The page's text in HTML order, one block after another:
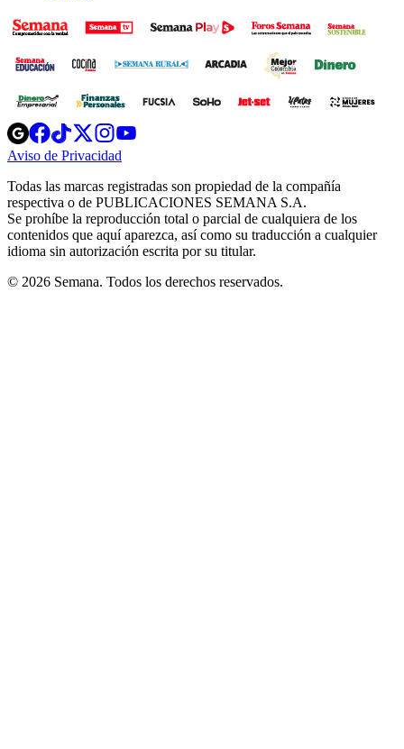
Opens
in
new
Opens
in
new
Opens
in
new
window
Opens
new
windowwindow
Aviso de Privacidad
new
window
Todas las marcas registradas son propiedad de la compañía
respectiva o de PUBLICACIONES SEMANA S.A.
Se prohíbe la reproducción total o parcial de cualquiera de los
contenidos que aquí aparezca, así como su traducción a cualquier
idioma sin autorización escrita por su titular.
© 2026 Semana. Todos los derechos reservados.